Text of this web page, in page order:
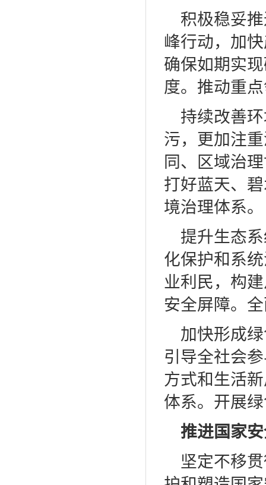
积极稳妥
峰行动，加
确保如期实
度。推动重
持续改善
污，更加注
同、区域治
打好蓝天、
境治理体系。
提升生态
化保护和系
业利民，构
安全屏障。
加快形成
引导全社会
方式和生活
体系。开展
推进国家
坚定不移